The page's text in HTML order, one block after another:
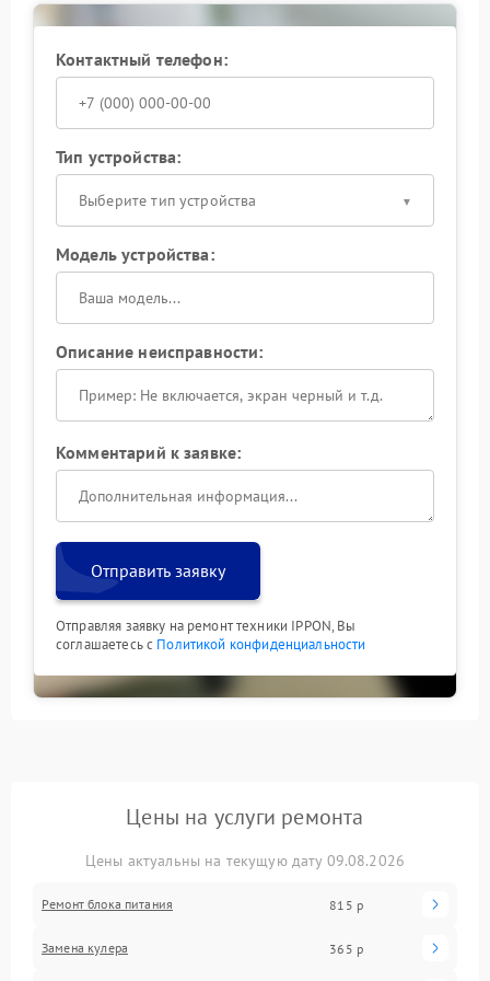
питания: доверьте ремонт профессионалам, чтобы
ИБП снова работал стабильно и безопасно.
Контактный телефон:
Тип устройства:
Выберите тип устройства
Модель устройства:
Описание неисправности:
Комментарий к заявке:
Отправить заявку
Отправляя заявку на ремонт техники IPPON, Вы
соглашаетесь с Политикой конфиденциальности
Цены на услуги ремонта
Цены актуальны на текущую дату 09.08.2026
Ремонт блока питания 815 р
Замена кулера 365 р